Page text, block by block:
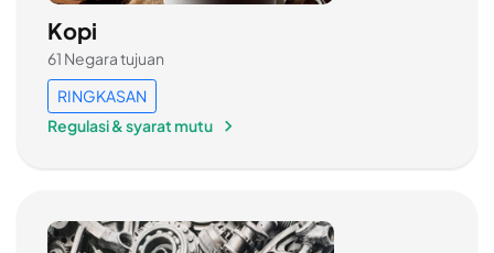
Kopi
61 Negara tujuan
RINGKASAN
Regulasi & syarat mutu